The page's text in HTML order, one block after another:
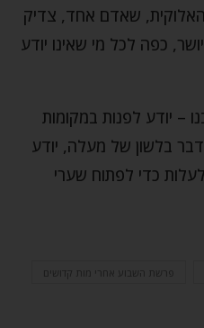
שאדם אחד, צדיק
כפה לכל מי שאינו יודע
– יודע לפנות במקומות
בלשון של מעלה, יודע
כדי לפתוח שערי
פרשת השבוע אחרי מות קדושים